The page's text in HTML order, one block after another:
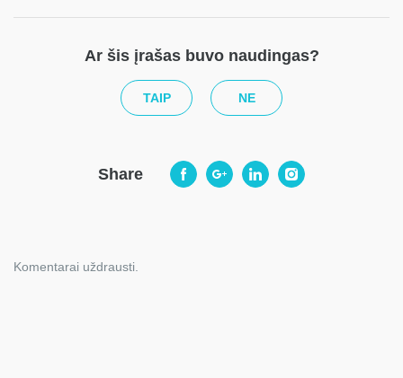
Ar šis įrašas buvo naudingas?
TAIP NE
Share
Komentarai uždrausti.